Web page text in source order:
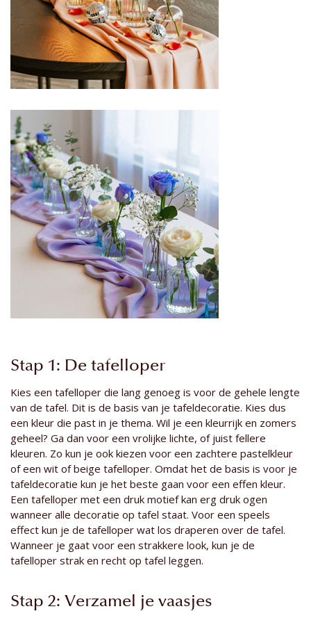
Stap 1: De tafelloper
Kies een tafelloper die lang genoeg is voor de gehele lengte
van de tafel. Dit is de basis van je tafeldecoratie. Kies dus
een kleur die past in je thema. Wil je een kleurrijk en zomers
geheel? Ga dan voor een vrolijke lichte, of juist fellere
kleuren. Zo kun je ook kiezen voor een zachtere pastelkleur
of een wit of beige tafelloper. Omdat het de basis is voor je
tafeldecoratie kun je het beste gaan voor een effen kleur.
Een tafelloper met een druk motief kan erg druk ogen
wanneer alle decoratie op tafel staat. Voor een speels
effect kun je de tafelloper wat los draperen over de tafel.
Wanneer je gaat voor een strakkere look, kun je de
tafelloper strak en recht op tafel leggen.
Stap 2: Verzamel je vaasjes